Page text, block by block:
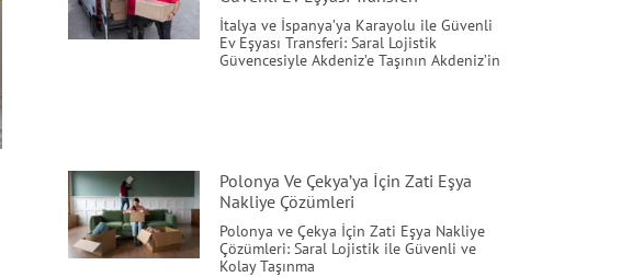
İtalya ve İspanya’ya Karayolu ile Güvenli
Ev Eşyası Transferi: Saral Lojistik
Güvencesiyle Akdeniz’e Taşının Akdeniz’in
Polonya Ve Çekya’ya İçin Zati Eşya
Nakliye Çözümleri
Polonya ve Çekya İçin Zati Eşya Nakliye
Çözümleri: Saral Lojistik ile Güvenli ve
Kolay Taşınma